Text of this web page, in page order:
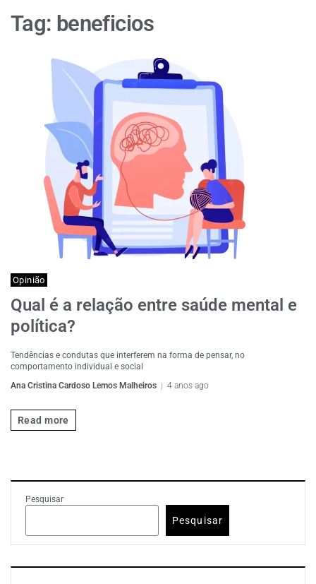
Tag: beneficios
Opinião
Qual é a relação entre saúde mental e
política?
Tendências e condutas que interferem na forma de pensar, no
comportamento individual e social
Ana Cristina Cardoso Lemos Malheiros
4 anos ago
Read more
Pesquisar
Pesquisar